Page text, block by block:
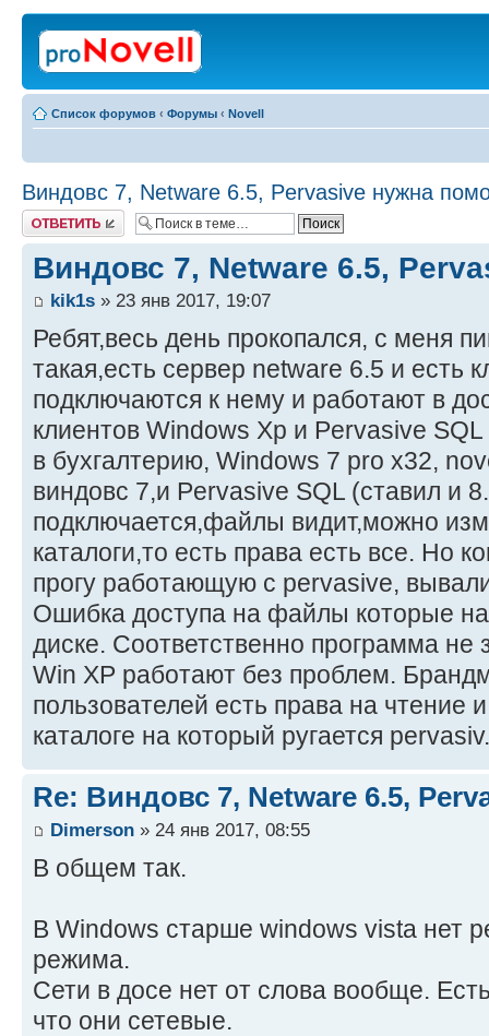
Список форумов ‹ Форумы ‹ Novell
Виндовс 7, Netware 6.5, Pervasive нужна
Ответить
Виндовс 7, Netware 6.5,
kik1s » 23 янв 2017, 19:07
Ребят,весь день прокопался, с меня
такая,есть сервер netware 6.5 и есть
подключаются к нему и работают в
клиентов Windows Xp и Pervasive
в бухгалтерию, Windows 7 pro x32,
виндовс 7,и Pervasive SQL (ставил и
подключается,файлы видит,можно
каталоги,то есть права есть все. Но
прогу работающую с pervasive,
Ошибка доступа на файлы которые
диске. Соответственно программа не
Win XP работают без проблем.
пользователей есть права на
каталоге на который ругается
Re: Виндовс 7, Netware 6.5,
Dimerson » 24 янв 2017, 08:55
В общем так.
В Windows старше windows vista нет
режима.
Сети в досе нет от слова вообще.
что они сетевые.